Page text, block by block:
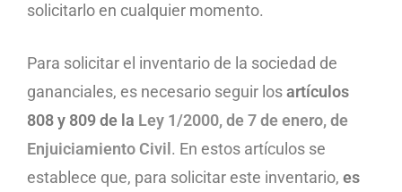
solicitarlo en cualquier momento.
Para solicitar el inventario de la sociedad de
gananciales, es necesario seguir losartículos
808 y 809 de la Ley 1/2000, de 7 de enero, de
Enjuiciamiento Civil . En estos artículos se
establece que, para solicitar este inventario, es